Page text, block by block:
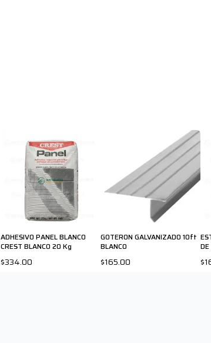
ADHESIVO PANEL BLANCO
CREST BLANCO 20 Kg
$334.00
GOTERON GALVANIZADO 10ft
BLANCO
$165.00